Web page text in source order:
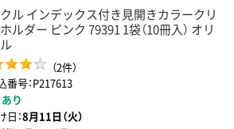
ル インデックス付き見開きカラークリ
ルダー ピンク 79391 1袋（10冊入） オリ
（2件）
番号：P217613
あり
日：8月11日（火）